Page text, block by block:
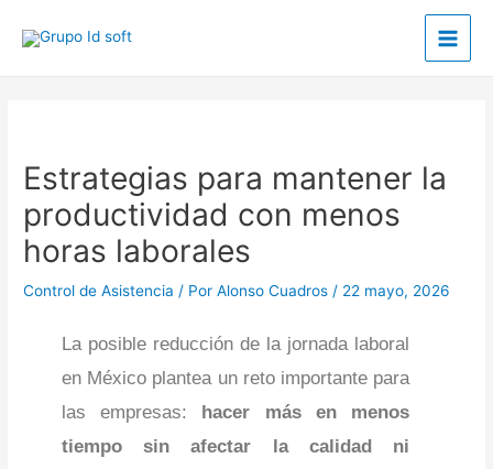
Main
Estrategias para mantener la
productividad con menos
horas laborales
Control de Asistencia / PorAlonso Cuadros / 22 mayo, 2026
La posible reducción de la jornada laboral
en México plantea un reto importante para
las empresas: hacer más en menos
tiempo sin afectar la calidad ni